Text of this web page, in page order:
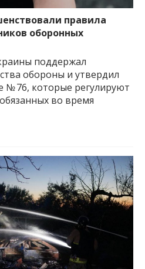
информацию о событиях
Запорожья и области.
правила
оборонных
поддержал
обороны и утвердил
№ 76, которые регулируют
во время